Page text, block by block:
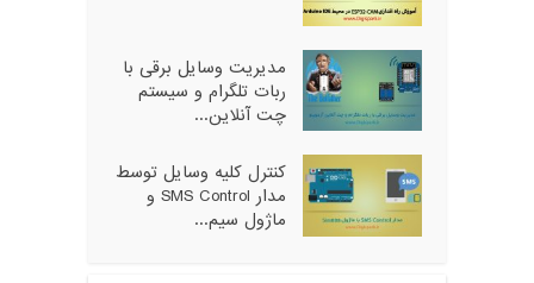
مدیریت وسایل برقی با
ربات تلگرام و سیستم
چت آنلاین...
کنترل کلیه وسایل توسط
مدار SMS Control و
ماژول سیم...